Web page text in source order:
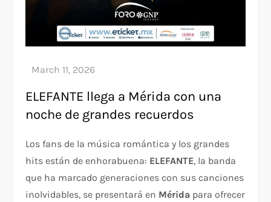
ELEFANTE llega a Mérida con una
noche de grandes recuerdos
Los fans de la música romántica y los grandes
hits están de enhorabuena: ELEFANTE, la banda
que ha marcado generaciones con sus canciones
inolvidables, se presentará en Mérida para ofrecer